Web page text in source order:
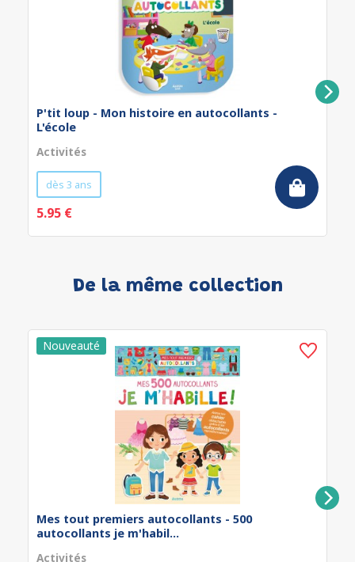
P'tit loup - Mon histoire en autocollants -
L'école
Activités
dès 3 ans
5.95 €
De la même collection
Mes tout premiers autocollants - 500
autocollants je m'habil...
Activités